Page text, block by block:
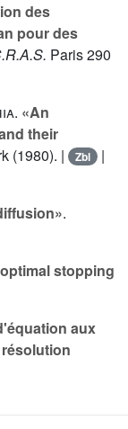
des
pour des
Paris290
. «An
their
(1980). | Zbl |
.
stopping
aux